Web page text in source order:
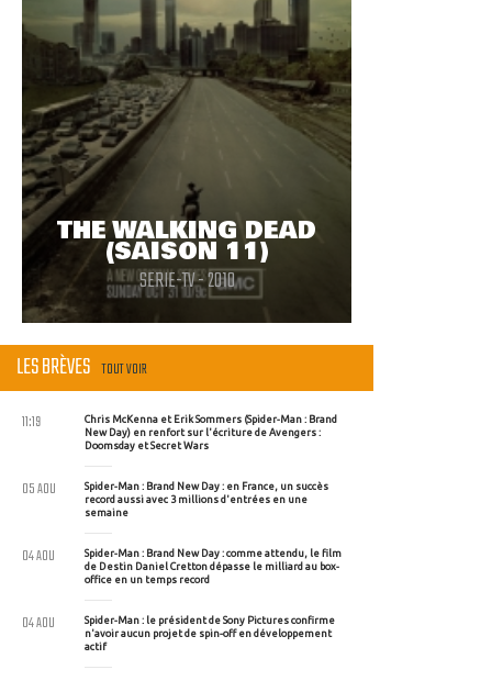
THE WALKING DEAD
(SAISON 11)
SERIE-TV - 2010
LES BRÈVES TOUT VOIR
Chris McKenna et Erik Sommers (Spider-Man : Brand
New Day) en renfort sur l'écriture de Avengers :
Doomsday et Secret Wars
11:19
Spider-Man : Brand New Day : en France, un succès
record aussi avec 3 millions d'entrées en une
semaine
05 AOU
Spider-Man : Brand New Day : comme attendu, le film
de Destin Daniel Cretton dépasse le milliard au box-
office en un temps record
04 AOU
Spider-Man : le président de Sony Pictures confirme
n'avoir aucun projet de spin-off en développement
actif
04 AOU